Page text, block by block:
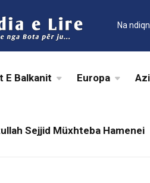
Na
E Balkanit Europa
Sejjid Müxhteba Hamenei